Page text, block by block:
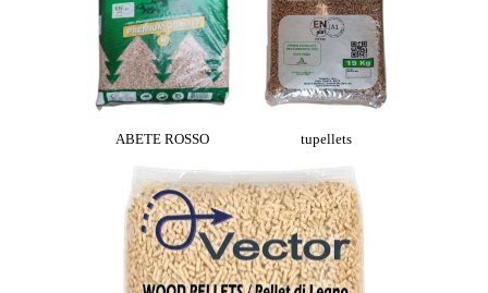
ABETE ROSSO tupellets